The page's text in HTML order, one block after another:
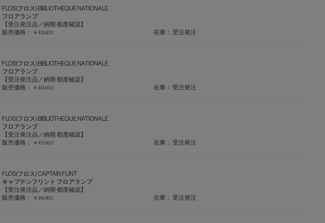
FLOS(フロス) BIBLIOTHEQUE NATIONALE
フロアランプ
【受注発注品／納期 都度確認】
販売価格：
￥413,600 在庫： 受注発注
FLOS(フロス) BIBLIOTHEQUE NATIONALE
フロアランプ
【受注発注品／納期 都度確認】
販売価格：
￥413,600 在庫： 受注発注
FLOS(フロス) BIBLIOTHEQUE NATIONALE
フロアランプ
【受注発注品／納期 都度確認】
販売価格：
￥413,600 在庫： 受注発注
FLOS(フロス) CAPTAIN FLINT
キャプテンフリント フロアランプ
【受注発注品／納期 都度確認】
販売価格：
￥316,800 在庫： 受注発注